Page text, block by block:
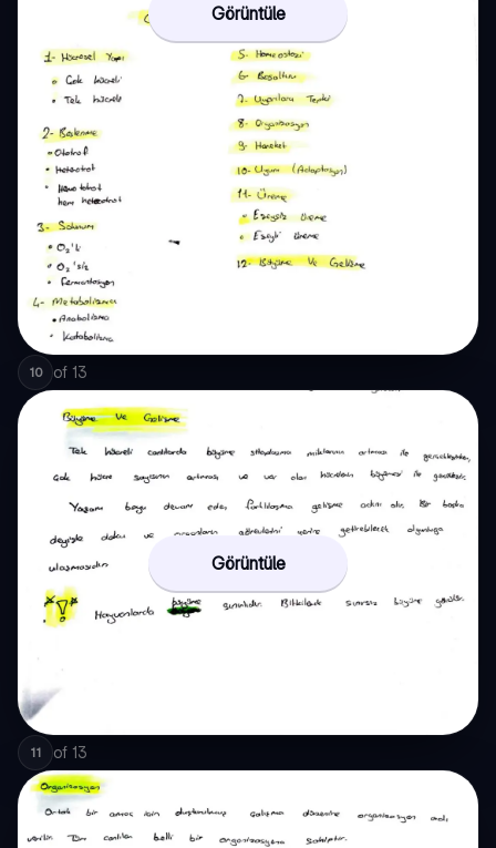
Görüntüle
10 of 13
Görüntüle
11 of 13